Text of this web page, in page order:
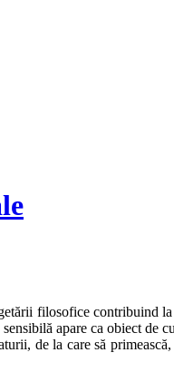
filosofice contribuind
apare ca obiect de
de la care să